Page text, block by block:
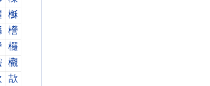
櫯
櫿
欏
欟
欯